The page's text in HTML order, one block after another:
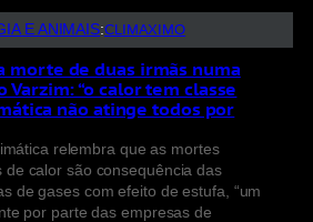
E ANIMAIS:CLIMAXIMO
morte de duas irmãs numa
Varzim: “o calor tem classe
não atinge todos por
relembra que as mortes
de calor são consequência das
de gases com efeito de estufa, “um
por parte das empresas de